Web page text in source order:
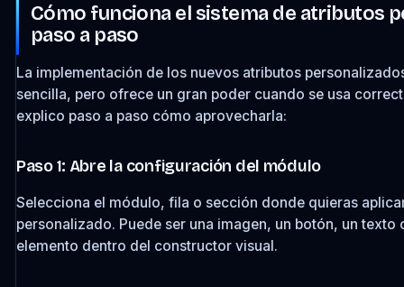
Cómo funciona el sistema de atributos
paso a paso
La implementación de los nuevos atributos
sencilla, pero ofrece un gran poder cuando se usa
explico paso a paso cómo aprovecharla:
Paso 1: Abre la configuración del módulo
Selecciona el módulo, fila o sección donde quieras
personalizado. Puede ser una imagen, un botón, un texto
elemento dentro del constructor visual.